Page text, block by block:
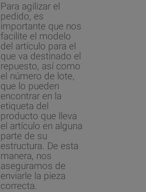
Para agilizar el
pedido, es
importante que nos
facilite el modelo
del artículo para el
que va destinado el
repuesto, así como
el número de lote,
que lo pueden
encontrar en la
etiqueta del
producto que lleva
el artículo en alguna
parte de su
estructura. De esta
manera, nos
aseguramos de
enviarle la pieza
correcta.